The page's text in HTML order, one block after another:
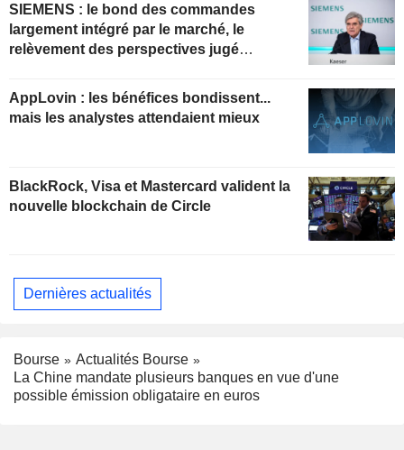
SIEMENS : le bond des commandes
largement intégré par le marché, le
relèvement des perspectives jugé
actuelles
AppLovin : les bénéfices bondissent...
mais les analystes attendaient mieux
BlackRock, Visa et Mastercard valident la
nouvelle blockchain de Circle
Dernières actualités
Bourse
Actualités Bourse
La Chine mandate plusieurs banques en vue d'une
possible émission obligataire en euros